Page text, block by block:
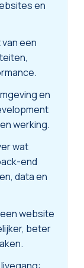
en
een
en
werking.
wat
end
data en
website
beter